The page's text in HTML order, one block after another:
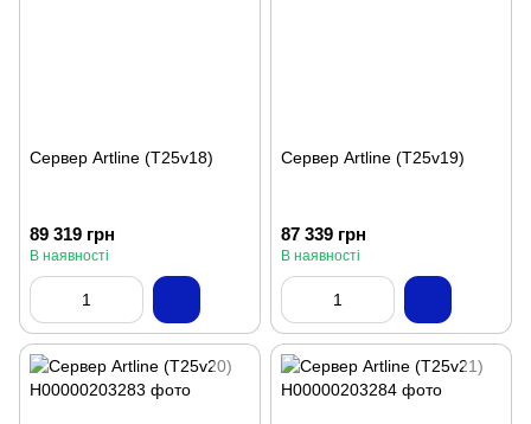
Сервер Artline (T25v18)
89 319 грн
В наявності
Сервер Artline (T25v19)
87 339 грн
В наявності